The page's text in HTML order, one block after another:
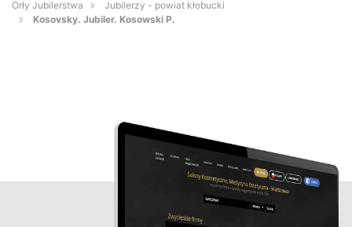
Orły Jubilerstwa
Jubilerzy - powiat kłobucki
Kosovsky. Jubiler. Kosowski P.